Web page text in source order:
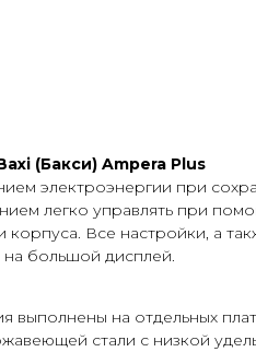
(Бакси) Ampera Plus
электроэнергии при
легко управлять при
Все настройки, а
большой дисплей.
выполнены на отдельных
стали с низкой